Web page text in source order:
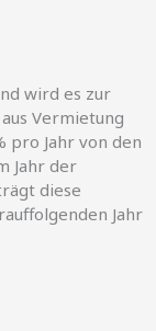
wird es zur
Vermietung
pro Jahr von den
Jahr der
diese
Jahr